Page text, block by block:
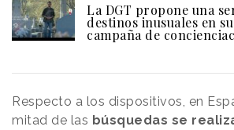
La DGT propone una
destinos inusuales en
campaña de
Respecto a los dispositivos, en
mitad de las búsquedas se